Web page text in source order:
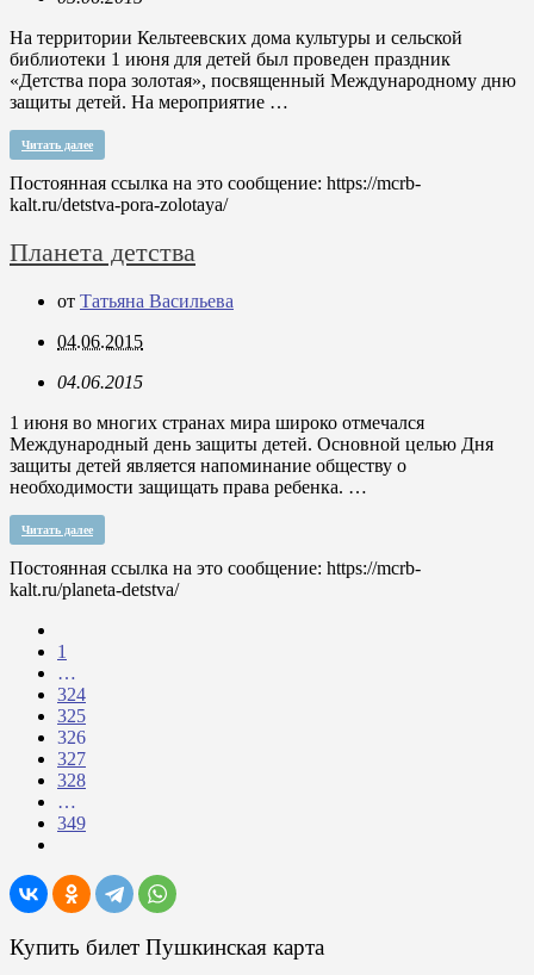
На территории Кельтеевских дома культуры и сельской
библиотеки 1 июня для детей был проведен праздник
«Детства пора золотая», посвященный Международному дню
защиты детей. На мероприятие …
Читать далее
Постоянная ссылка на это сообщение: https://mcrb-
kalt.ru/detstva-pora-zolotaya/
Планета детства
от Татьяна Васильева
04.06.2015
04.06.2015
1 июня во многих странах мира широко отмечался
Международный день защиты детей. Основной целью Дня
защиты детей является напоминание обществу о
необходимости защищать права ребенка. …
Читать далее
Постоянная ссылка на это сообщение: https://mcrb-
kalt.ru/planeta-detstva/
1
…
324
325
326
327
328
…
349
Купить билет Пушкинская карта